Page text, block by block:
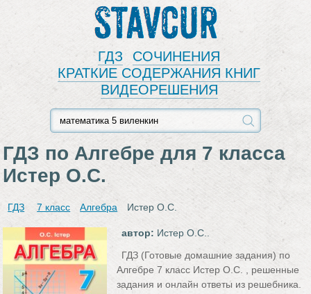
Stavcur
ГДЗ
СОЧИНЕНИЯ
КРАТКИЕ СОДЕРЖАНИЯ КНИГ
ВИДЕОРЕШЕНИЯ
ГДЗ по Алгебре для 7 класса
Истер О.С.
ГДЗ 7 класс Алгебра Истер О.С.
автор: Истер О.С..
ГДЗ (Готовые домашние задания) по
Алгебре 7 класс Истер О.С. , решенные
задания и онлайн ответы из решебника.